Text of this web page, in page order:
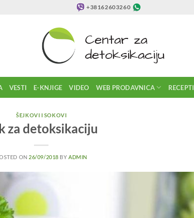
+38162603260
VESTI E-KNJIGE VIDEO WEB PRODAVNICA RECEPTI
ŠEJKOVI I SOKOVI
za detoksikaciju
ON 26/09/2018 BY ADMIN